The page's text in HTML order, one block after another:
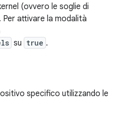
(ovvero le soglie di
attivare la modalità
su true .
specifico utilizzando le